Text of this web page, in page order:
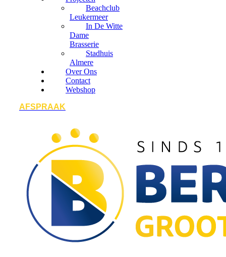
Beachclub
Leukermeer
In De Witte
Dame
Brasserie
Stadhuis
Almere
Over Ons
Contact
Webshop
AFSPRAAK